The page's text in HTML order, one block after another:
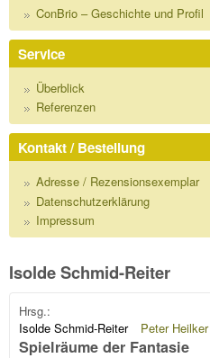
ConBrio – Geschichte und Profil
Service
Überblick
Referenzen
Kontakt / Bestellung
Adresse / Rezensionsexemplar
Datenschutzerklärung
Impressum
Isolde Schmid-Reiter
Hrsg.:
Isolde Schmid-Reiter
Peter Heilker
Spielräume der Fantasie